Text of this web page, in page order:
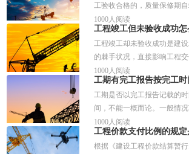
工验收合格的，质量保修期自
日起计算。如果建设工程未
人擅自使用的，以转移占有建
工日期，质量保修期也从该
1000人阅读
工程竣工但未验收成功
工程竣工却未验收成功是建
的棘手状况，直接影响工程交
事宜。处理这类问题，需要
关法律规定，明确责任方，通
段等方式解决，以保障各方
1000人阅读
工期有完工报告按完工
工期是否以完工报告记载的
间，不能一概而论。一般情况
确定工期完工时间的重要依
同约定、实际施工情况及相关
断。
1000人阅读
工程价款支付比例的规
根据《建设工程价款结算暂